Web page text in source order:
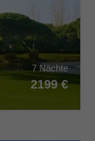
7 Nächte
2199 €